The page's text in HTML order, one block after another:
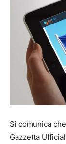
Si comunica
Gazzetta